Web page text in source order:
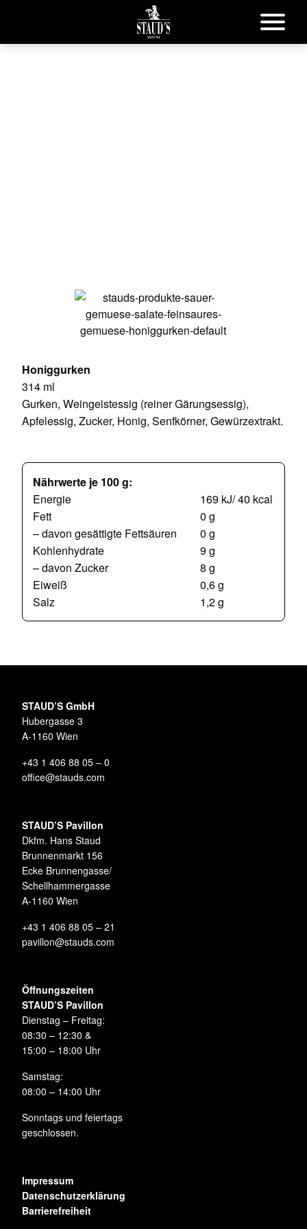
Honiggurken
314 ml
Gurken, Weingeistessig (reiner Gärungsessig),
Apfelessig, Zucker, Honig, Senfkörner, Gewürzextrakt.
Nährwerte je 100 g:
Energie
169 kJ/ 40 kcal
Fett
0 g
– davon gesättigte Fettsäuren
0 g
Kohlenhydrate
9 g
– davon Zucker
8 g
Eiweiß
0,6 g
Salz
1,2 g
STAUD’S GmbH
Hubergasse 3
A-1160 Wien
+43 1 406 88 05 – 0
office@stauds.com
STAUD’S Pavillon
Dkfm. Hans Staud
Brunnenmarkt 156
Ecke Brunnengasse/
Schellhammergasse
A-1160 Wien
+43 1 406 88 05 – 21
pavillon@stauds.com
Öffnungszeiten
STAUD’S Pavillon
Dienstag – Freitag:
08:30 – 12:30 &
15:00 – 18:00 Uhr
Samstag:
08:00 – 14:00 Uhr
Sonntags und feiertags
geschlossen.
Impressum
Datenschutzerklärung
Barrierefreiheit